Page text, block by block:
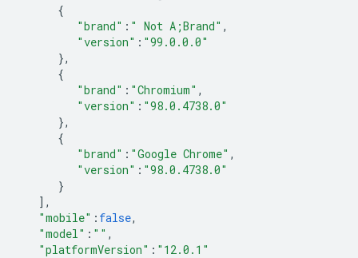
{
"brand" : " Not A;Brand" ,
"version" : "99.0.0.0"
},
{
"brand" : "Chromium" ,
"version" : "98.0.4738.0"
},
{
"brand" : "Google Chrome" ,
"version" : "98.0.4738.0"
}
],
"mobile" : false,
"model" : "" ,
"platformVersion" : "12.0.1"